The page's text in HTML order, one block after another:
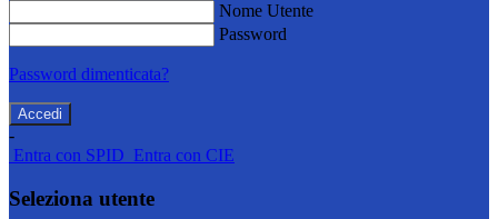
Nome Utente
Password
Password dimenticata?
-
Entra con SPID Entra con CIE
Seleziona utente